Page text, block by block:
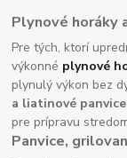
Plynové horáky
Pre tých, ktorí
výkonné plynové
plynulý výkon bez
a liatinové
pre prípravu
Panvice,